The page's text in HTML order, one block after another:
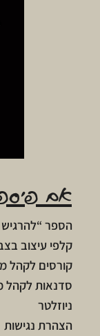
אם
הספר “להרגיש
קלפי עיצוב בצבע
קורסים לקהל
סדנאות לקהל
ניוזלטר
הצהרת נגישות